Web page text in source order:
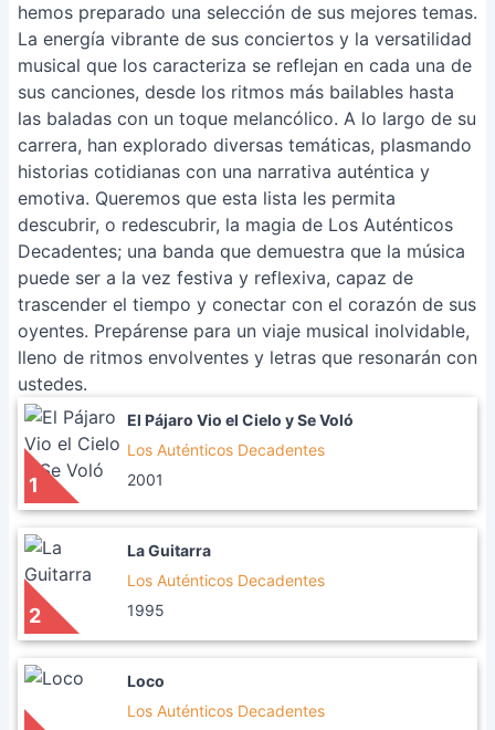
hemos preparado una selección de sus mejores temas.
La energía vibrante de sus conciertos y la versatilidad
musical que los caracteriza se reflejan en cada una de
sus canciones, desde los ritmos más bailables hasta
las baladas con un toque melancólico. A lo largo de su
carrera, han explorado diversas temáticas, plasmando
historias cotidianas con una narrativa auténtica y
emotiva. Queremos que esta lista les permita
descubrir, o redescubrir, la magia de Los Auténticos
Decadentes; una banda que demuestra que la música
puede ser a la vez festiva y reflexiva, capaz de
trascender el tiempo y conectar con el corazón de sus
oyentes. Prepárense para un viaje musical inolvidable,
lleno de ritmos envolventes y letras que resonarán con
ustedes.
1
El Pájaro Vio el Cielo y Se Voló
Los Auténticos Decadentes
2001
2
La Guitarra
Los Auténticos Decadentes
1995
Loco
Los Auténticos Decadentes